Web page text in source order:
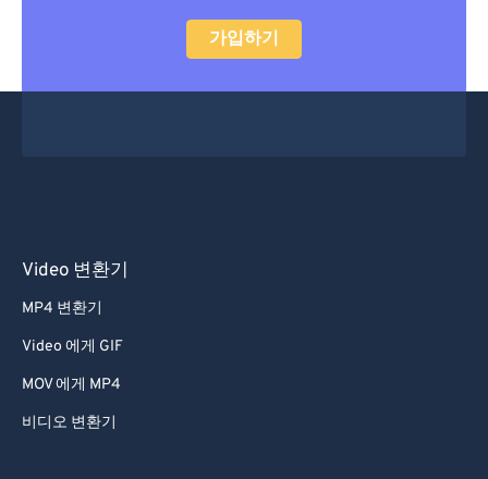
가입하기
Video 변환기
MP4 변환기
Video 에게 GIF
MOV 에게 MP4
비디오 변환기